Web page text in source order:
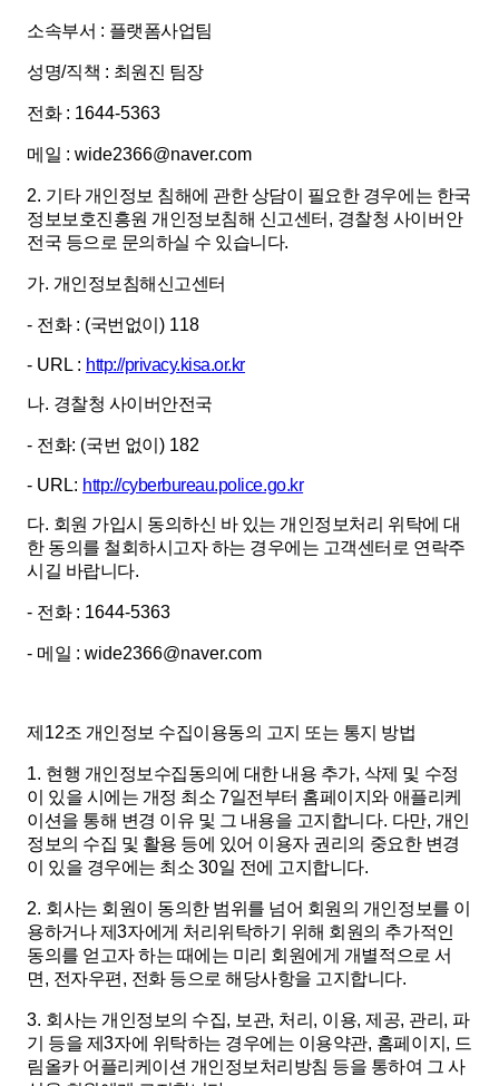
소속부서 : 플랫폼사업팀
성명/직책 : 최원진 팀장
전화 : 1644-5363
메일 : wide2366@naver.com
2. 기타 개인정보 침해에 관한 상담이 필요한 경우에는 한국
정보보호진흥원 개인정보침해 신고센터 , 경찰청 사이버안
전국 등으로 문의하실 수 있습니다.
가. 개인정보침해신고센터
- 전화 : (국번없이 ) 118
- URL : http://privacy.kisa.or.kr
나. 경찰청 사이버안전국
- 전화: (국번 없이 ) 182
- URL: http://cyberbureau.police.go.kr
다. 회원 가입시 동의하신 바 있는 개인정보처리 위탁에 대
한 동의를 철회하시고자 하는 경우에는 고객센터로 연락주
시길 바랍니다.
- 전화 : 1644-5363
- 메일 : wide2366@naver.com
제 12조 개인정보 수집이용동의 고지 또는 통지 방법
1. 현행 개인정보수집동의에 대한 내용 추가, 삭제 및 수정
이 있을 시에는 개정 최소 7일전부터 홈페이지와 애플리케
이션을 통해 변경 이유 및 그 내용을 고지합니다. 다만, 개인
정보의 수집 및 활용 등에 있어 이용자 권리의 중요한 변경
이 있을 경우에는 최소 30일 전에 고지합니다.
2. 회사는 회원이 동의한 범위를 넘어 회원의 개인정보를 이
용하거나 제3자에게 처리위탁하기 위해 회원의 추가적인
동의를 얻고자 하는 때에는 미리 회원에게 개별적으로 서
면 , 전자우편 , 전화 등으로 해당사항을 고지합니다.
3. 회사는 개인정보의 수집, 보관, 처리 , 이용,제공, 관리 , 파
기 등을 제3자에 위탁하는 경우에는 이용약관, 홈페이지 , 드
림올카 어플리케이션 개인정보처리방침 등을 통하여 그 사